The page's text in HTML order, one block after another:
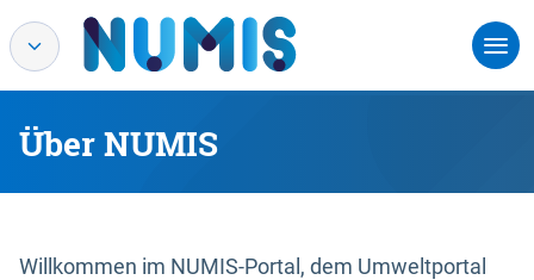
Über NUMIS
Willkommen im NUMIS-Portal, dem Umweltportal